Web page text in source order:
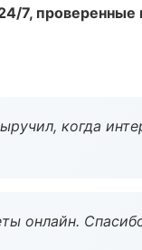
7, проверенные
когда
онлайн.